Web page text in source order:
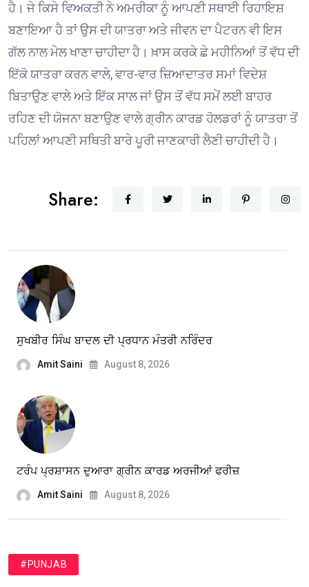
ਹੈ। ਜੇ ਕਿਸੇ ਵਿਅਕਤੀ ਨੇ ਅਮਰੀਕਾ ਨੂੰ ਆਪਣੀ ਸਥਾਈ ਰਿਹਾਇਸ਼
ਬਣਾਇਆ ਹੈ ਤਾਂ ਉਸ ਦੀ ਯਾਤਰਾ ਅਤੇ ਜੀਵਨ ਦਾ ਪੈਟਰਨ ਵੀ ਇਸ
ਗੱਲ ਨਾਲ ਮੇਲ ਖਾਣਾ ਚਾਹੀਦਾ ਹੈ। ਖ਼ਾਸ ਕਰਕੇ ਛੇ ਮਹੀਨਿਆਂ ਤੋਂ ਵੱਧ ਦੀ
ਇੱਕੋ ਯਾਤਰਾ ਕਰਨ ਵਾਲੇ, ਵਾਰ-ਵਾਰ ਜ਼ਿਆਦਾਤਰ ਸਮਾਂ ਵਿਦੇਸ਼
ਬਿਤਾਉਣ ਵਾਲੇ ਅਤੇ ਇੱਕ ਸਾਲ ਜਾਂ ਉਸ ਤੋਂ ਵੱਧ ਸਮੇਂ ਲਈ ਬਾਹਰ
ਰਹਿਣ ਦੀ ਯੋਜਨਾ ਬਣਾਉਣ ਵਾਲੇ ਗ੍ਰੀਨ ਕਾਰਡ ਹੋਲਡਰਾਂ ਨੂੰ ਯਾਤਰਾ ਤੋਂ
ਪਹਿਲਾਂ ਆਪਣੀ ਸਥਿਤੀ ਬਾਰੇ ਪੂਰੀ ਜਾਣਕਾਰੀ ਲੈਣੀ ਚਾਹੀਦੀ ਹੈ।
Share:
ਸੁਖਬੀਰ ਸਿੰਘ ਬਾਦਲ ਦੀ ਪ੍ਰਧਾਨ ਮੰਤਰੀ ਨਰਿੰਦਰ
Amit Saini August 8, 2026
ਟਰੰਪ ਪ੍ਰਸ਼ਾਸਨ ਦੁਆਰਾ ਗ੍ਰੀਨ ਕਾਰਡ ਅਰਜੀਆਂ ਫਰੀਜ਼
Amit Saini August 8, 2026
#PUNJAB